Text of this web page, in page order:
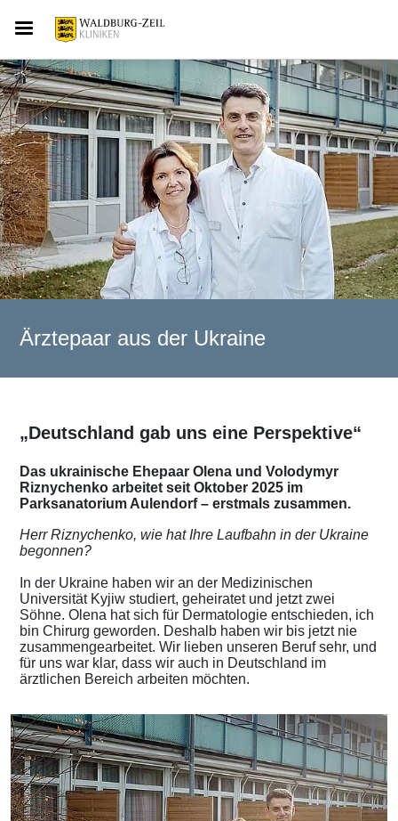
Ärztepaar aus der Ukraine
„Deutschland gab uns eine Perspektive“
Das ukrainische Ehepaar Olena und Volodymyr
Riznychenko arbeitet seit Oktober 2025 im
Parksanatorium Aulendorf – erstmals zusammen.
Herr Riznychenko, wie hat Ihre Laufbahn in der Ukraine
begonnen?
In der Ukraine haben wir an der Medizinischen
Universität Kyjiw studiert, geheiratet und jetzt zwei
Söhne. Olena hat sich für Dermatologie entschieden, ich
bin Chirurg geworden. Deshalb haben wir bis jetzt nie
zusammengearbeitet. Wir lieben unseren Beruf sehr, und
für uns war klar, dass wir auch in Deutschland im
ärztlichen Bereich arbeiten möchten.